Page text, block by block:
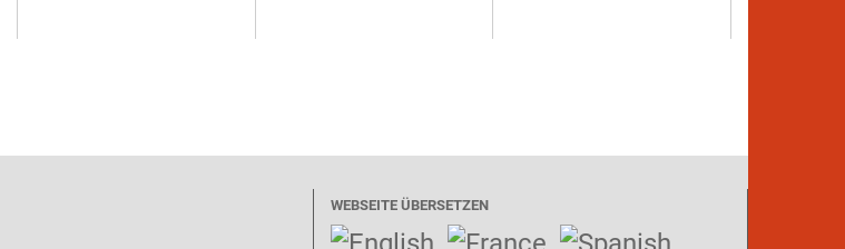
WEBSEITE ÜBERSETZEN